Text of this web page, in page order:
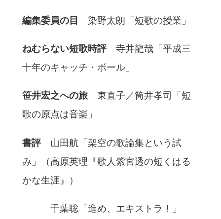
編集委員の目 染野太朗「短歌の授業」
ねむらない短歌時評寺井龍哉「平成三
十年のキャッチ・ボール」
笹井宏之への旅東直子／筒井孝司「短
歌の原点は音楽」
書評山田航「架空の歌論集という試
み」（高原英理『歌人紫宮透の短くはる
かな生涯』）
千葉聡「進め、エキストラ！」